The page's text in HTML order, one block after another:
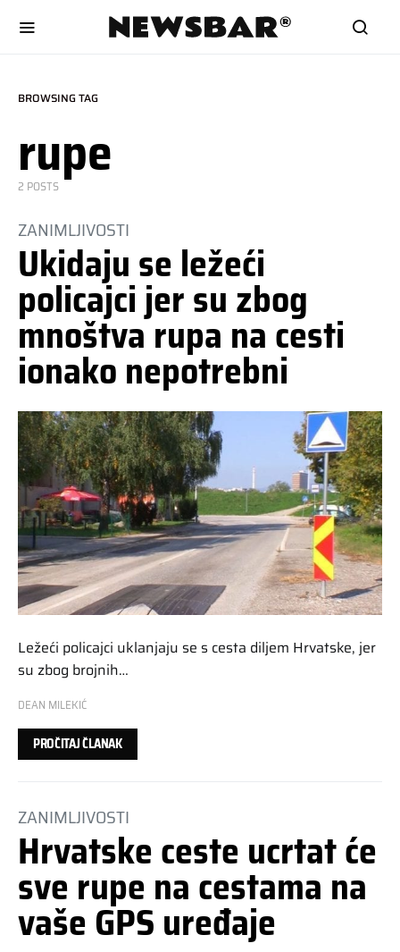
BROWSING TAG
rupe
2 POSTS
ZANIMLJIVOSTI
Ukidaju se ležeći
policajci jer su zbog
mnoštva rupa na cesti
ionako nepotrebni
Ležeći policajci uklanjaju se s cesta diljem Hrvatske, jer
su zbog brojnih…
DEAN MILEKIĆ
PROČITAJ ČLANAK
ZANIMLJIVOSTI
Hrvatske ceste ucrtat će
sve rupe na cestama na
vaše GPS uređaje